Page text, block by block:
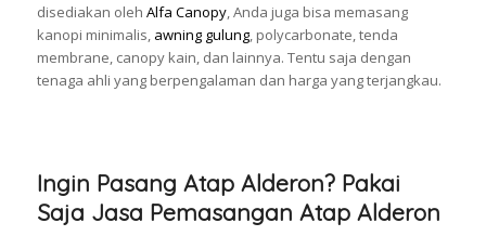
disediakan oleh Alfa Canopy, Anda juga bisa memasang
kanopi minimalis, awning gulung, polycarbonate, tenda
membrane, canopy kain, dan lainnya. Tentu saja dengan
tenaga ahli yang berpengalaman dan harga yang terjangkau.
Ingin Pasang Atap Alderon? Pakai
Saja Jasa Pemasangan Atap Alderon